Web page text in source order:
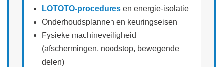
LOTOTO‑procedures en energie‑isolatie
Onderhoudsplannen en keuringseisen
Fysieke machineveiligheid
(afschermingen, noodstop, bewegende
delen)